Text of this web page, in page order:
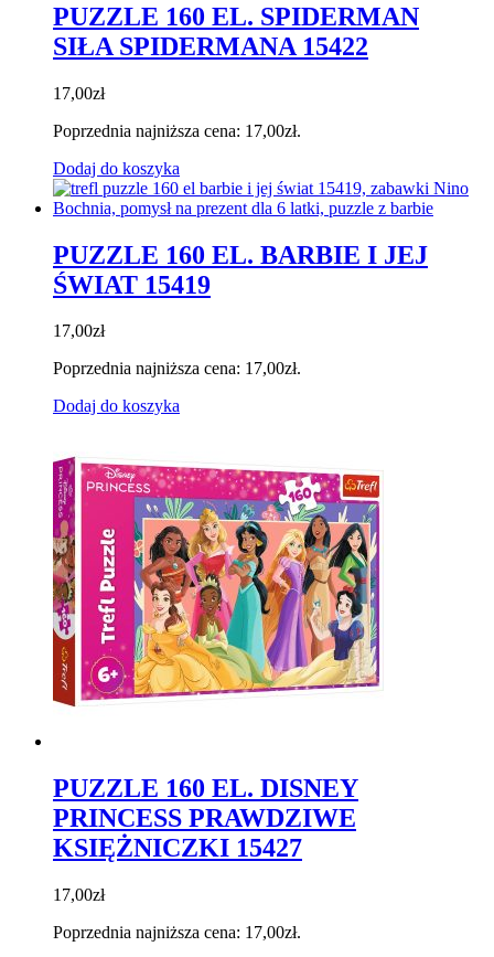
PUZZLE 160 EL. SPIDERMAN
SIŁA SPIDERMANA 15422
17,00zł
Poprzednia najniższa cena: 17,00zł.
Dodaj do koszyka
PUZZLE 160 EL. BARBIE I JEJ
ŚWIAT 15419
17,00zł
Poprzednia najniższa cena: 17,00zł.
Dodaj do koszyka
PUZZLE 160 EL. DISNEY
PRINCESS PRAWDZIWE
KSIĘŻNICZKI 15427
17,00zł
Poprzednia najniższa cena: 17,00zł.